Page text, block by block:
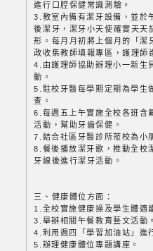
進行口腔保健常識測驗。
3.教室內備有潔牙設備，並於
後潔牙，潔牙小天使確實天天
形。每月月初將上個月的「潔
政收集教師填報專區，護理師
4.由護理師協助辦理小一新生
動。
5.駐校牙醫每學期定期為學生
查。
6.每週五上午實施全校各班含
活動，幫助牙齒保健。
7.結合社區牙醫診所蒞校為小
8.餐後播放潔牙歌，推動全校
牙線後進行潔牙活動。
三、健康體位方面：
1.全校實施健康操及學生體適
3.舉辦相關午餐教育藝文活動
4.利用週四「學習加油站」進
5.辦理健康體位專題講座。